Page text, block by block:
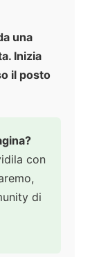
una
Inizia
il posto
con
di